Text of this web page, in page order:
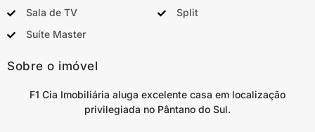
Sala de TV
Split
Suíte Master
Sobre o imóvel
F1 Cia Imobiliária aluga excelente casa em localização
privilegiada no Pântano do Sul.